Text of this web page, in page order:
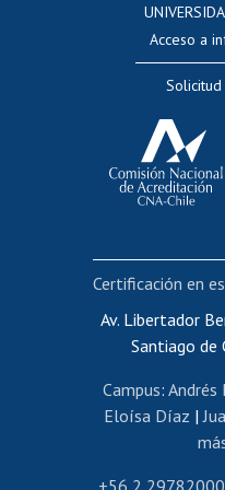
Editar
Cursos
Portal de
Certificado
Editar
Revalidación y
Acceso a
Av. Libertador
Santiago de
Campus: Andrés
Eloísa Díaz |
+56 2 29782000
Certificación en